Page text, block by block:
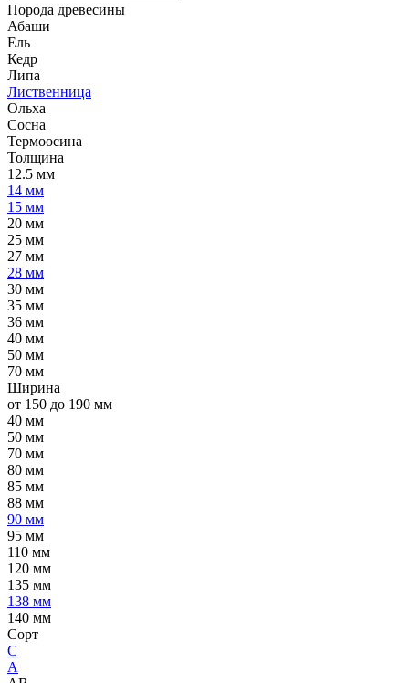
Порода древесины
Абаши
Ель
Кедр
Липа
Лиственница
Ольха
Сосна
Термоосина
Толщина
12.5 мм
14 мм
15 мм
20 мм
25 мм
27 мм
28 мм
30 мм
35 мм
36 мм
40 мм
50 мм
70 мм
Ширина
от 150 до 190 мм
40 мм
50 мм
70 мм
80 мм
85 мм
88 мм
90 мм
95 мм
110 мм
120 мм
135 мм
138 мм
140 мм
Сорт
C
А